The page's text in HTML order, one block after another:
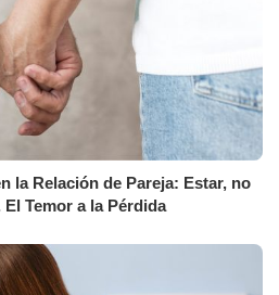
la Relación de Pareja: Estar, no
Temor a la Pérdida